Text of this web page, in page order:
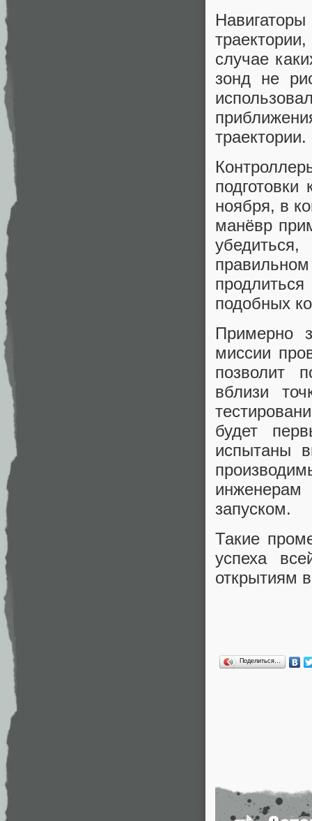
случае
зонд не
траектории.
ноября, в
манёвр
подобных
Примерно
миссии
позволит
вблизи
будет
испытаны
инженерам
запуском.
Такие
успеха
открытиям
Поделиться…